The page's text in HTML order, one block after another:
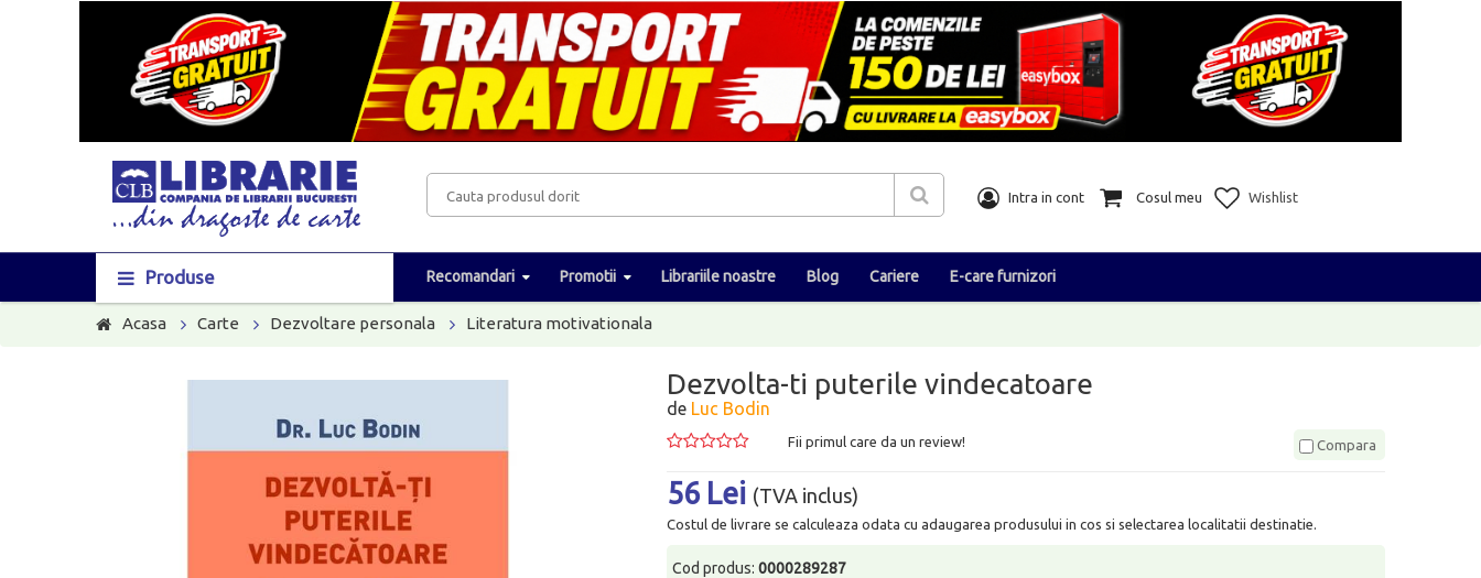
Intra in cont Cosul meu Wishlist
Produse Recomandari Promotii Librariile noastre Blog Cariere E-care furnizori
Acasa Carte Dezvoltare personala Literatura motivationala
Dezvolta-ti puterile vindecatoare
de Luc Bodin
Fii primul care da un review! Compara
56 Lei (TVA inclus)
Costul de livrare se calculeaza odata cu adaugarea produsului in cos si selectarea localitatii destinatie.
Cod produs:0000289287